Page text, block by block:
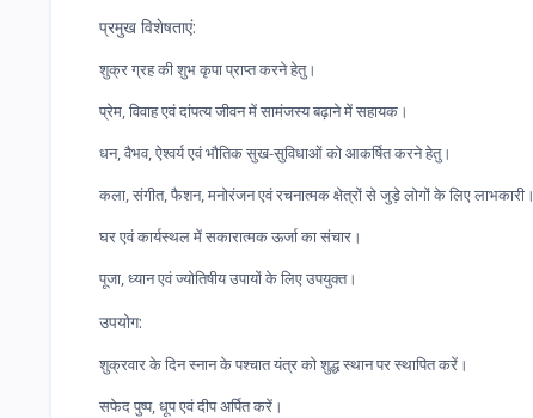
प्रमुख विशेषताएं:
शुक्र ग्रह की शुभ कृपा प्राप्त करने हेतु।
प्रेम, विवाह एवं दांपत्य जीवन में सामंजस्य बढ़ाने में सहायक।
धन, वैभव, ऐश्वर्य एवं भौतिक सुख-सुविधाओं को आकर्षित करने हेतु।
कला, संगीत, फैशन, मनोरंजन एवं रचनात्मक क्षेत्रों से जुड़े लोगों के लिए लाभकारी।
घर एवं कार्यस्थल में सकारात्मक ऊर्जा का संचार।
पूजा, ध्यान एवं ज्योतिषीय उपायों के लिए उपयुक्त।
उपयोग:
शुक्रवार के दिन स्नान के पश्चात यंत्र को शुद्ध स्थान पर स्थापित करें।
सफेद पुष्प, धूप एवं दीप अर्पित करें।